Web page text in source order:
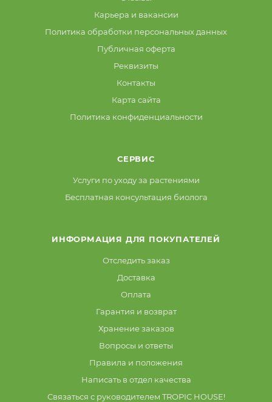
Карьера и вакансии
Политика обработки персональных данных
Публичная оферта
Реквизиты
Контакты
Карта сайта
Политика конфиденциальности
СЕРВИС
Услуги по уходу за растениями
Бесплатная консультация биолога
ИНФОРМАЦИЯ ДЛЯ ПОКУПАТЕЛЕЙ
Отследить заказ
Доставка
Оплата
Гарантия и возврат
Хранение заказов
Вопросы и ответы
Правила и положения
Написать в отдел качества
Связаться с руководителем TROPIC HOUSE!